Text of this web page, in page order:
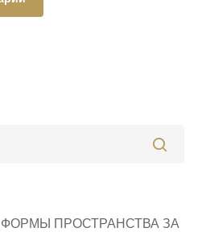
ФОРМЫ ПРОСТРАНСТВА ЗА